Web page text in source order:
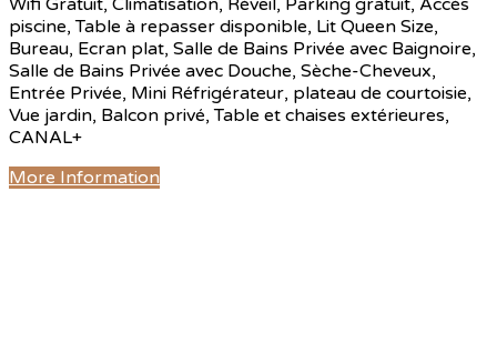
piscine, Table à repasser disponible, Lit Queen Size,
Bureau, Ecran plat, Salle de Bains Privée avec Baignoire,
Salle de Bains Privée avec Douche, Sèche-Cheveux,
Entrée Privée, Mini Réfrigérateur, plateau de courtoisie,
Vue jardin, Balcon privé, Table et chaises extérieures,
CANAL+
More Information